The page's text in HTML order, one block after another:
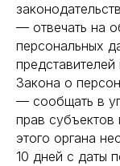
— отвечать на
персональных
Закона о
— сообщать в
прав
этого органа
10 дней с даты